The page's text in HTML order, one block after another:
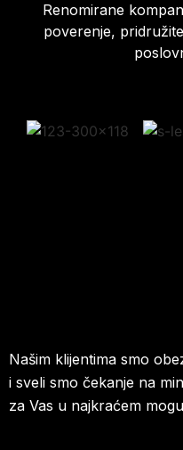
Renomirane
poverenje,
Našim klijentima smo
i sveli smo čekanje na
za Vas u najkraćem